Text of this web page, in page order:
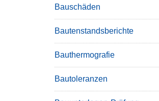
Bauschäden
Bautenstandsberichte
Bauthermografie
Bautoleranzen